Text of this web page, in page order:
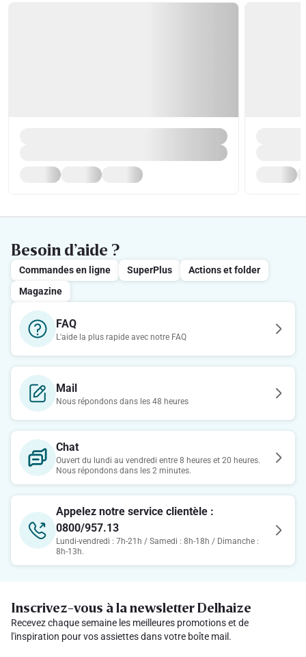
Besoin d’aide ?
Commandes en ligne SuperPlus
Actions et folder
Magazine
FAQ
L'aide la plus rapide avec notre FAQ
Mail
Nous répondons dans les 48 heures
Chat
Ouvert du lundi au vendredi entre 8 heures et 20 heures.
Nous répondons dans les 2 minutes.
Appelez notre service clientèle :
0800/957.13
Lundi-vendredi : 7h-21h / Samedi : 8h-18h / Dimanche :
8h-13h.
Inscrivez-vous à la newsletter Delhaize
Recevez chaque semaine les meilleures promotions et de
l'inspiration pour vos assiettes dans votre boîte mail.